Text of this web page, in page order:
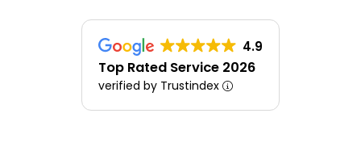
4.9
Top Rated Service 2026
verified by Trustindex